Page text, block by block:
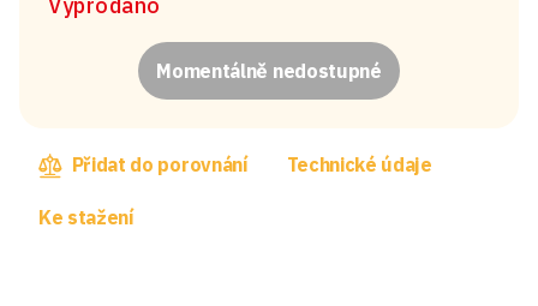
Vyprodáno
Momentálně nedostupné
Přidat do porovnání Technické údaje
Ke stažení